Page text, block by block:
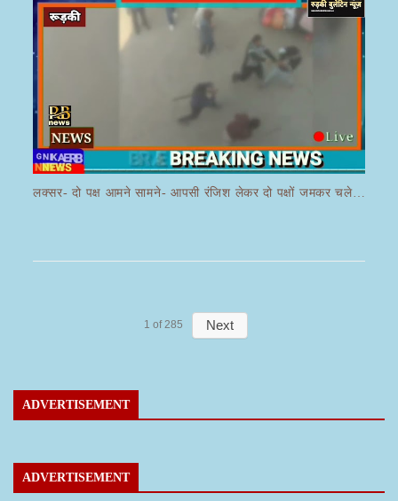
लक्सर- दो पक्ष आमने सामने- आपसी रंजिश लेकर दो पक्षों जमकर चले लाठी डंडे का वीडियो जमकर हो रहा वायरल
1 of 285 Next
ADVERTISEMENT
ADVERTISEMENT